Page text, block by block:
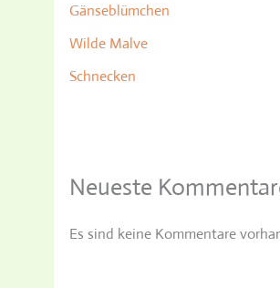
Gänseblümchen
Wilde Malve
Schnecken
Neueste
Es sind keine Kommentare